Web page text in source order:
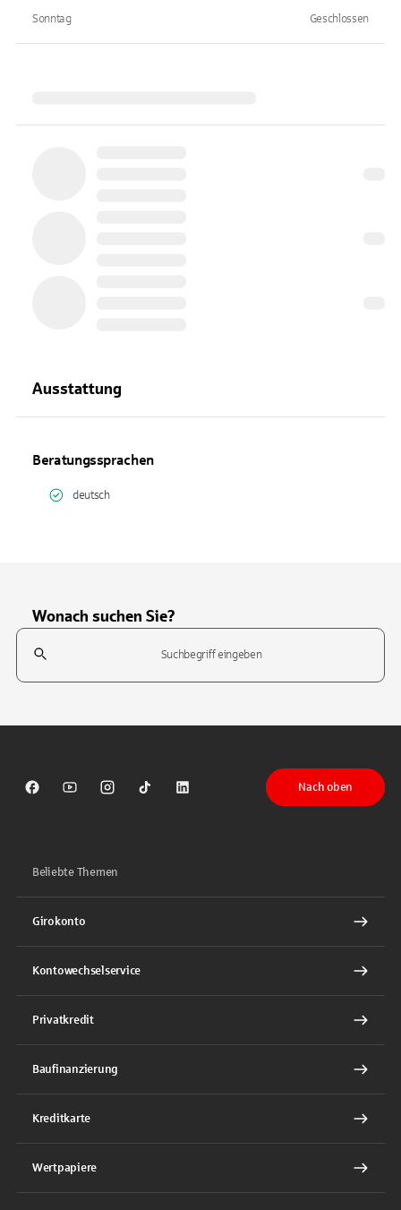
Sonntag Geschlossen
Ausstattung
Beratungssprachen
deutsch
Wonach suchen Sie?
Suchfeld
Sparkasse auf Facebook
Sparkasse auf Youtube
Sparkasse auf Instagram
Sparkasse auf TikTok
Sparkasse auf LinkedIn
Nach oben
Beliebte Themen
Girokonto
Kontowechselservice
Privatkredit
Baufinanzierung
Kreditkarte
Wertpapiere